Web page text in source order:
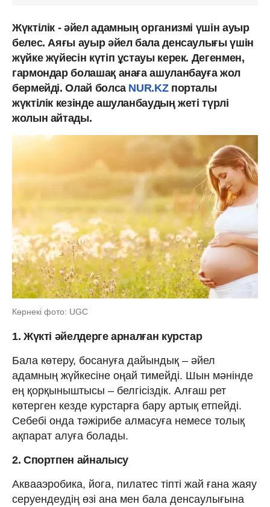
Жүктілік - әйел адамның организмі үшін ауыр
белес. Аяғы ауыр әйел бала денсаулығы үшін
жүйке жүйесін күтіп ұстауы керек. Дегенмен,
гармондар болашақ анаға ашуланбауға жол
бермейді. Олай болса NUR.KZпорталы
жүктілік кезінде ашуланбаудың жеті түрлі
жолын айтады.
Көрнекі фото: UGC
1. Жүкті әйелдерге арналған курстар
Бала көтеру, босануға дайындық – әйел
адамның жүйкесіне оңай тимейді. Шын мәнінде
ең қорқыныштысы – белгісіздік. Алғаш рет
көтерген кезде курстарға бару артық етпейді.
Себебі онда тәжірибе алмасуға немесе толық
ақпарат алуға болады.
2. Спортпен айналысу
Аквааэробика, йога, пилатес тіпті жай ғана жаяу
серуендеудің өзі ана мен бала денсаулығына